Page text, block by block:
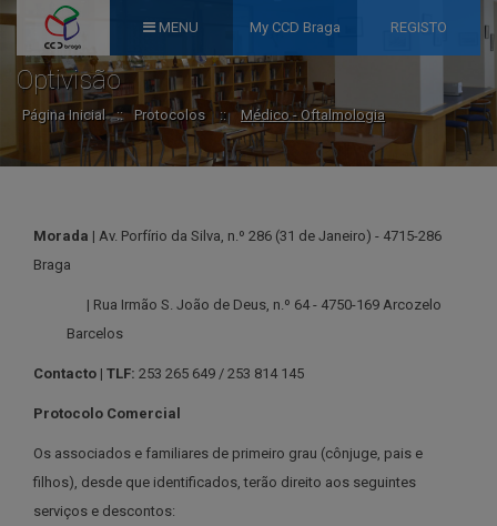
MENU My CCD Braga REGISTO
Optivisão
Página Inicial :: Protocolos :: Médico - Oftalmologia
Morada | Av. Porfírio da Silva, n.º 286 (31 de Janeiro) - 4715-286
Braga
| Rua Irmão S. João de Deus, n.º 64 - 4750-169 Arcozelo
Barcelos
Contacto | TLF: 253 265 649 / 253 814 145
Protocolo Comercial
Os associados e familiares de primeiro grau (cônjuge, pais e
filhos), desde que identificados, terão direito aos seguintes
serviços e descontos: